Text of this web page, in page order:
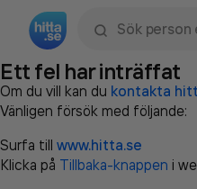
Ett fel har inträffat
Om du vill kan du kontakta
Vänligen försök med följande:
Surfa till www.hitta.se
Klicka på Tillbaka-knappen i